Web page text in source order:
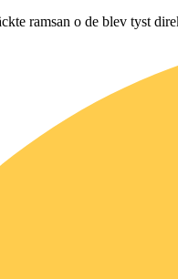
ramsan o de blev tyst